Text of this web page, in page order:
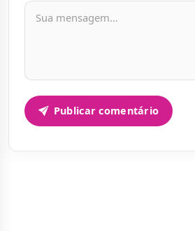
Mensagem
Publicar comentário